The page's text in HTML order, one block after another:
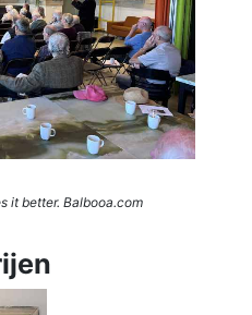
it better. Balbooa.com